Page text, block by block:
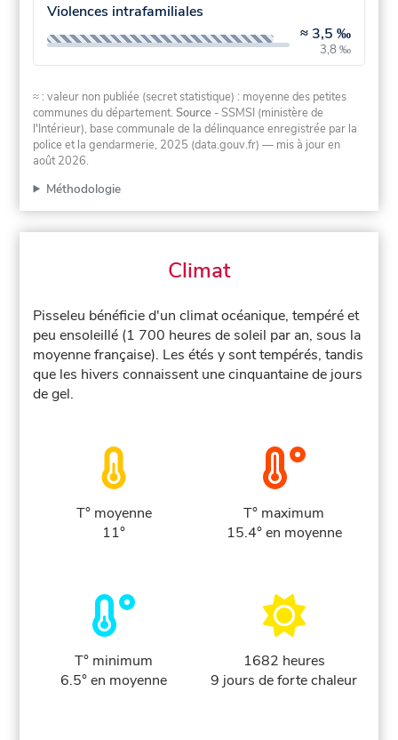
Violences intrafamiliales
≈ 3,5 ‰
3,8 ‰
≈ : valeur non publiée (secret statistique) : moyenne des petites
communes du département.Source - SSMSI (ministère de
l'Intérieur), base communale de la délinquance enregistrée par la
police et la gendarmerie, 2025 (data.gouv.fr) — mis à jour en
août 2026.
Méthodologie
Climat
Pisseleu bénéficie d'un climat océanique, tempéré et
peu ensoleillé (1 700 heures de soleil par an, sous la
moyenne française). Les étés y sont tempérés, tandis
que les hivers connaissent une cinquantaine de jours
de gel.
T° moyenne
11°
T° maximum
15.4° en moyenne
T° minimum
6.5° en moyenne
1682 heures
9 jours de forte chaleur